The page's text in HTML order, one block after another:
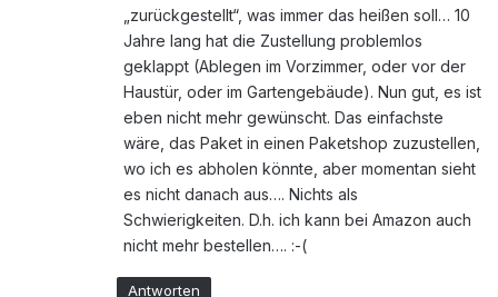
„zurückgestellt“, was immer das heißen soll… 10
Jahre lang hat die Zustellung problemlos
geklappt (Ablegen im Vorzimmer, oder vor der
Haustür, oder im Gartengebäude). Nun gut, es ist
eben nicht mehr gewünscht. Das einfachste
wäre, das Paket in einen Paketshop zuzustellen,
wo ich es abholen könnte, aber momentan sieht
es nicht danach aus…. Nichts als
Schwierigkeiten. D.h. ich kann bei Amazon auch
nicht mehr bestellen…. :-(
Antworten